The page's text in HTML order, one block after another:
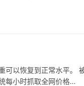
以恢复到正常水平。
每小时抓取全网价格…